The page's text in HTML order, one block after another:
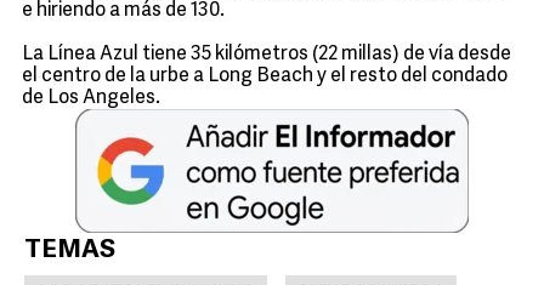
e hiriendo a más de 130.
La Línea Azul tiene 35 kilómetros (22 millas) de vía desde
el centro de la urbe a Long Beach y el resto del condado
de Los Angeles.
TEMAS